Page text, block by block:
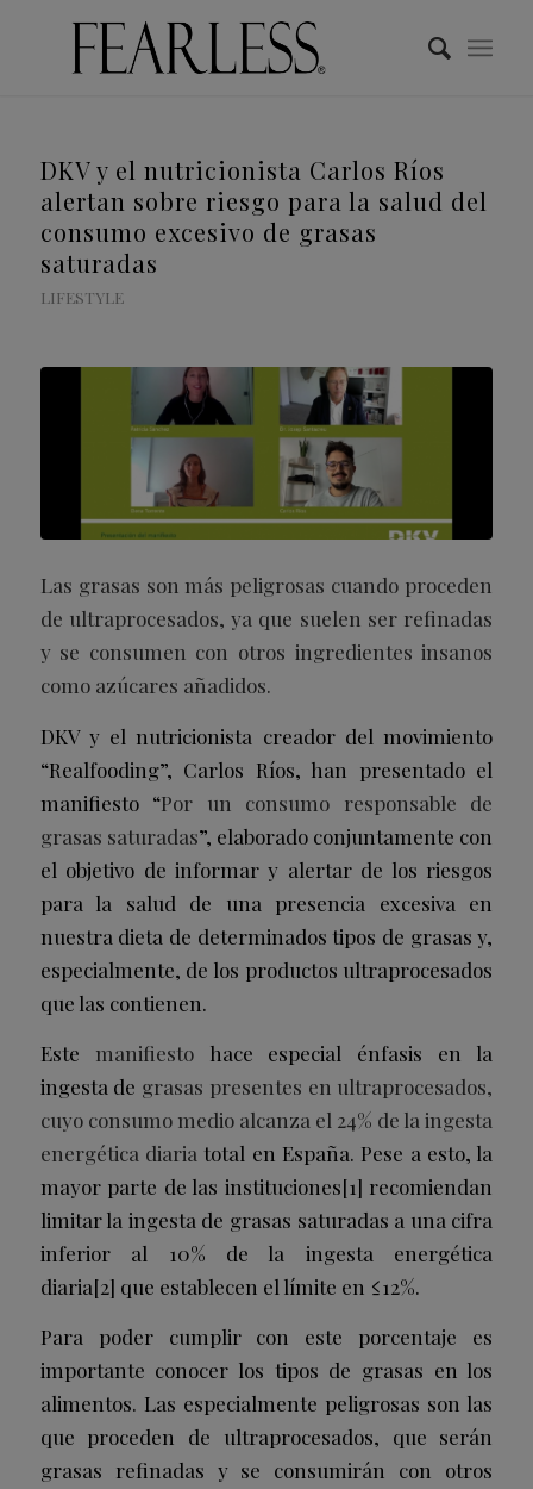
DKV y el nutricionista Carlos Ríos
alertan sobre riesgo para la salud del
consumo excesivo de grasas
saturadas
LIFESTYLE
Las grasas son más peligrosas cuando proceden
de ultraprocesados, ya que suelen ser refinadas
y se consumen con otros ingredientes insanos
como azúcares añadidos.
DKV y el nutricionista creador del movimiento
“Realfooding”, Carlos Ríos, han presentado el
manifiesto “Por un consumo responsable de
grasas saturadas”, elaborado conjuntamente con
el objetivo de informar y alertar de los riesgos
para la salud de una presencia excesiva en
nuestra dieta de determinados tipos de grasas y,
especialmente, de los productos ultraprocesados
que las contienen.
Este manifiestohace especial énfasis en la
ingesta de grasas presentes en ultraprocesados,
cuyo consumo medio alcanza el 24% de la ingesta
energética diaria total en España. Pese a esto, la
mayor parte de las instituciones[1] recomiendan
limitar la ingesta de grasas saturadas a una cifra
inferior al 10% de la ingesta energética
diaria[2] que establecen el límite en ≤12%.
Para poder cumplir con este porcentaje es
importante conocer los tipos de grasas en los
alimentos. Las especialmente peligrosas son las
que proceden de ultraprocesados, que serán
grasas refinadas y se consumirán con otros